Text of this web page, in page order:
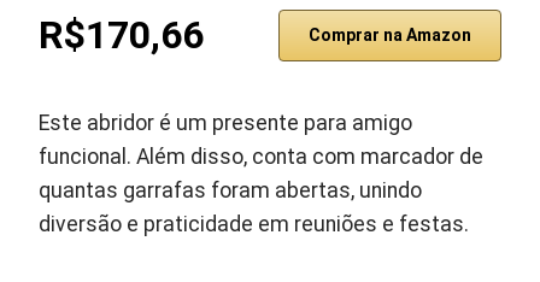
R$170,66 Comprar na Amazon
Este abridor é um presente para amigo
funcional. Além disso, conta com marcador de
quantas garrafas foram abertas, unindo
diversão e praticidade em reuniões e festas.